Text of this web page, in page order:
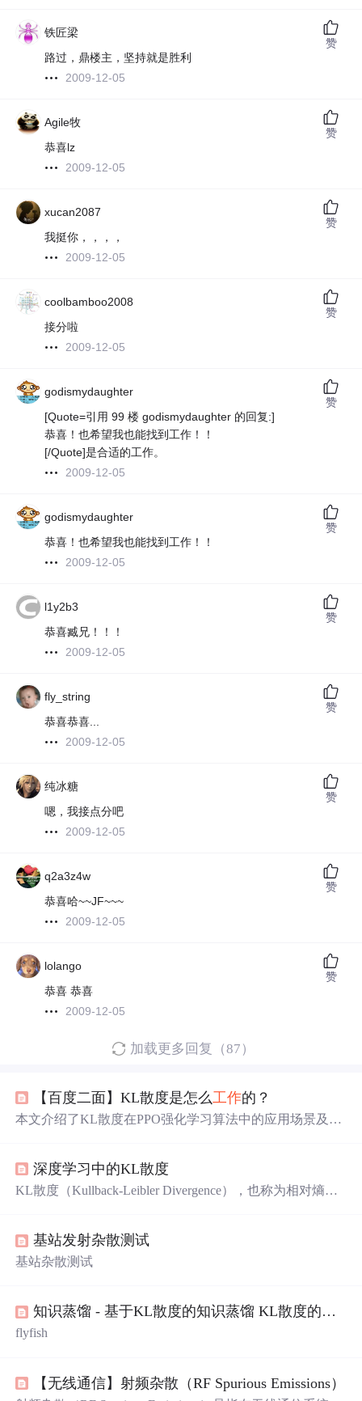
铁匠梁
路过，鼎楼主，坚持就是胜利
2009-12-05
赞
Agile牧
恭喜lz
2009-12-05
赞
xucan2087
我挺你，，，，
2009-12-05
赞
coolbamboo2008
接分啦
2009-12-05
赞
godismydaughter
[Quote=引用 99 楼 godismydaughter 的回复:]
恭喜！也希望我也能找到工作！！
[/Quote]是合适的工作。
2009-12-05
赞
godismydaughter
恭喜！也希望我也能找到工作！！
2009-12-05
赞
l1y2b3
恭喜臧兄！！！
2009-12-05
赞
fly_string
恭喜恭喜...
2009-12-05
赞
纯冰糖
嗯，我接点分吧
2009-12-05
赞
q2a3z4w
恭喜哈~~JF~~~
2009-12-05
赞
lolango
恭喜 恭喜
2009-12-05
赞
加载更多回复（87）
【百度二面】KL散度是怎么工作的？
本文介绍了KL散度在PPO强化学习算法中的应用场景及计
了AI大模型学习路线，包括系统设计、提示词工程、平台
开发等七个阶段，并分享了相关学习资源。掌握大模型技
深度学习中的KL散度
KL散度（Kullback-Leibler Divergence），也称为相对熵，
是衡量在用一个分布来近似另一个
失或者说误差。在机器学习、深度学习领域中，KL散度被
基站发射杂散测试
基站杂散测试
知识蒸馏 - 基于KL散度的知识蒸馏 KL散度的方向
flyfish
【无线通信】射频杂散（RF Spurious Emissions）